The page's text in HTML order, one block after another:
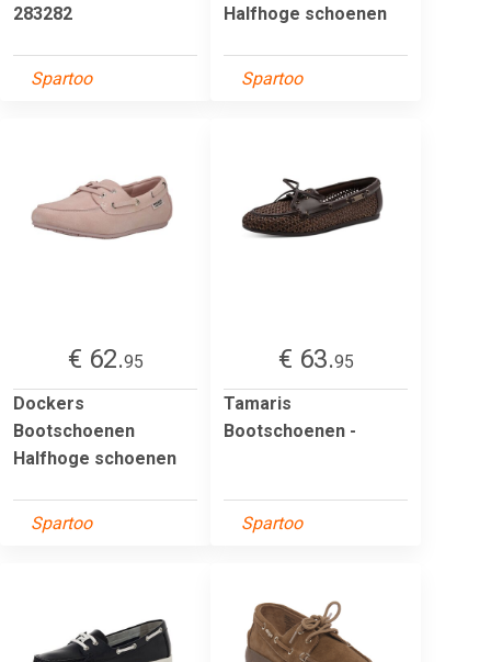
283282
Spartoo
Halfhoge schoenen
Spartoo
€ 62.95
Dockers
Bootschoenen
Halfhoge schoenen
Spartoo
€ 63.95
Tamaris
Bootschoenen -
Spartoo